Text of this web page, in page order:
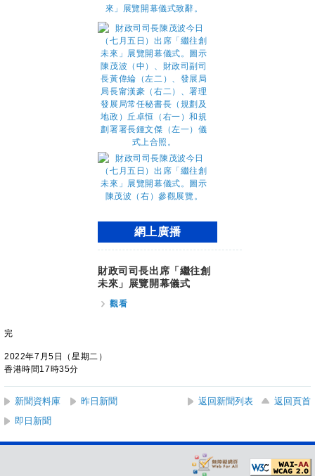
網上廣播
財政司司長出席「繼往創
未來」展覽開幕儀式
觀看
完
2022年7月5日（星期二）
香港時間17時35分
新聞資料庫 昨日新聞 返回新聞列表
返回頁首
即日新聞